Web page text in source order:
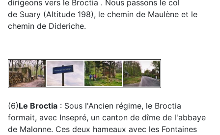
dirigeons vers le Broctia . Nous passons le col
de Suary (Altitude 198), le chemin de Maulène et le
chemin de Dideriche.
(6)Le Broctia : Sous l'Ancien régime, le Broctia
formait, avec Insepré, un canton de dîme de l'abbaye
de Malonne. Ces deux hameaux avec les Fontaines